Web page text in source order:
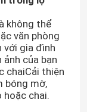
không thể
văn phòng
với gia đình
của bạn
chaiCải thiện
bóng mờ,
chai.